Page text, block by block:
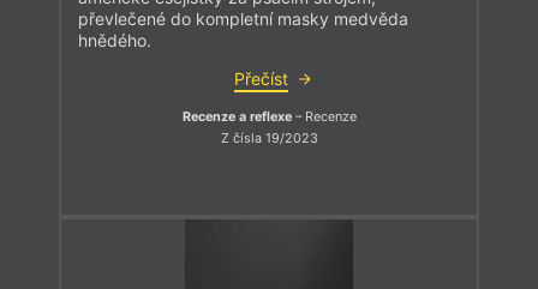
převlečené do kompletní masky medvěda
hnědého.
Přečíst
Recenze a reflexe– Recenze
Z čísla 19/2023